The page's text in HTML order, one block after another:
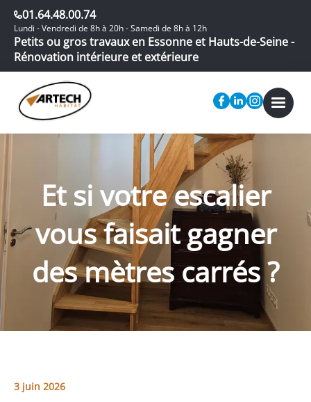
01.64.48.00.74
Lundi - Vendredi de 8h à 20h - Samedi de 8h à 12h
Petits ou gros travaux en Essonne et Hauts-de-Seine -
Rénovation intérieure et extérieure
Et si votre escalier
vous faisait gagner
des mètres carrés ?
3 juin 2026